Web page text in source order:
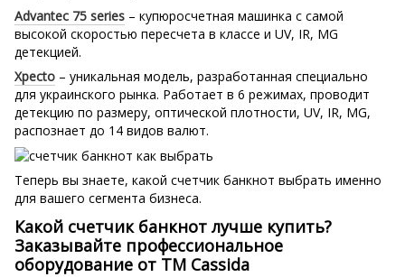
Advantec 75 series – купюросчетная машинка с самой
высокой скоростью пересчета в классе и UV, IR, MG
детекцией.
Xpecto – уникальная модель, разработанная специально
для украинского рынка. Работает в 6 режимах, проводит
детекцию по размеру, оптической плотности, UV, IR, MG,
распознает до 14 видов валют.
Теперь вы знаете, какой счетчик банкнот выбрать именно
для вашего сегмента бизнеса.
Какой счетчик банкнот лучше купить?
Заказывайте профессиональное
оборудование от ТМ Cassida